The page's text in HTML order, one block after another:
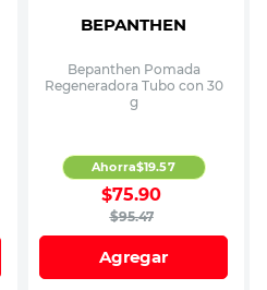
BEPANTHEN
Bepanthen Pomada
Regeneradora Tubo con 30
g
$95.47
$75.90
Ahorra$19.57
Agregar